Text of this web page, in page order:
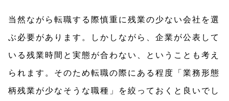
当然ながら転職する際慎重に残業の少ない会社を選
ぶ必要があります。しかしながら、企業が公表して
いる残業時間と実態が合わない、ということも考え
られます。そのため転職の際にある程度「業務形態
柄残業が少なそうな職種」を絞っておくと良いでし